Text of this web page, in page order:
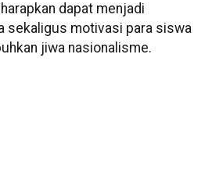
dapat menjadi
sekaligus motivasi para siswa
jiwa nasionalisme.